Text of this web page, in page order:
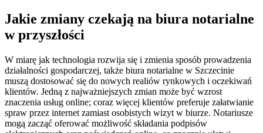
Jakie zmiany czekają na biura notarialne
w przyszłości
W miarę jak technologia rozwija się i zmienia sposób prowadzenia
działalności gospodarczej, także biura notarialne w Szczecinie
muszą dostosować się do nowych realiów rynkowych i oczekiwań
klientów. Jedną z najważniejszych zmian może być wzrost
znaczenia usług online; coraz więcej klientów preferuje załatwianie
spraw przez internet zamiast osobistych wizyt w biurze. Notariusze
mogą zacząć oferować możliwość składania podpisów